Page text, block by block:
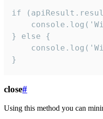
if
} else {
}
close#
Using this method you can